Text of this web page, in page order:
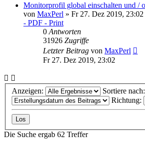
Monitorprofil global einschalten und /
von MaxPerl » Fr 27. Dez 2019, 23:02
- PDF - Print
0 Antworten
31926 Zugriffe
Letzter Beitrag von MaxPerl
Fr 27. Dez 2019, 23:02
Anzeigen:
Sortiere nach:
Richtung:
Die Suche ergab 62 Treffer